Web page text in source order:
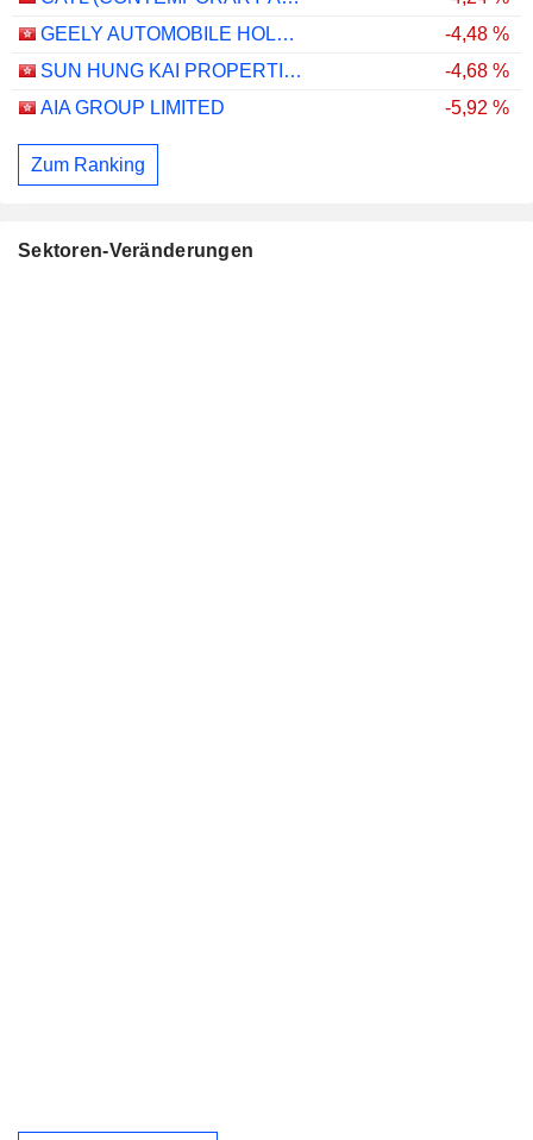
GEELY AUTOMOBILE HOLDINGS LIMITED
-4,48 %
SUN HUNG KAI PROPERTIES LIMITED
-4,68 %
AIA GROUP LIMITED
-5,92 %
Zum Ranking
Sektoren-Veränderungen